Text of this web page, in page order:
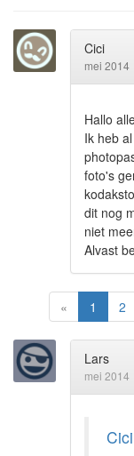
Cici
mei 2014
Hallo
Ik heb
foto's
dit nog
niet
Alvast
« 1 2
Lars
mei 2014
Cici